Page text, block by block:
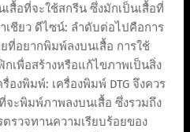
สื้อที่จะใช้สกรีน ซึ่งมักเป็นเสื้อที่
ชียว ดีไซน์: ลำดับต่อไปคือการ
อยากพิมพ์ลงบนเสื้อ การใช้
เพื่อสร้างหรือแก้ไขภาพเป็นสิ่ง
งพิมพ์: เครื่องพิมพ์ DTG จึงควร
ะพิมพ์ภาพลงบนเสื้อ ซึ่งรวมถึง
รวจทานความเรียบร้อยของ